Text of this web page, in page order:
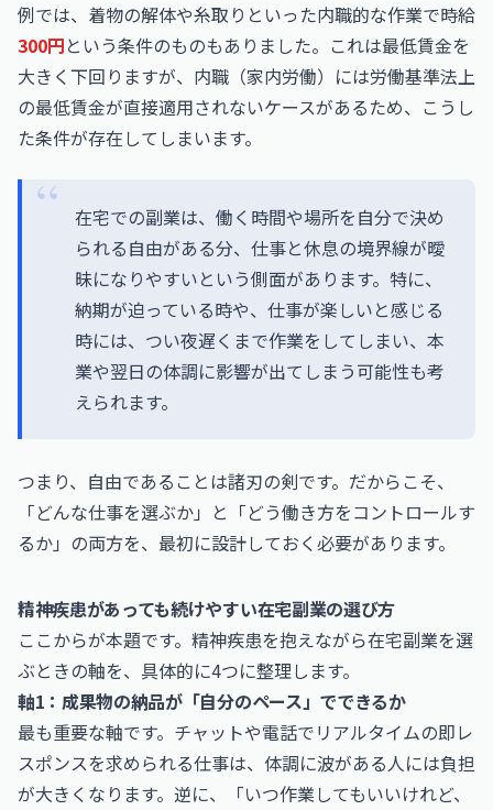
例では、着物の解体や糸取りといった内職的な作業で時給
300円という条件のものもありました。これは最低賃金を
大きく下回りますが、内職（家内労働）には労働基準法上
の最低賃金が直接適用されないケースがあるため、こうし
た条件が存在してしまいます。
在宅での副業は、働く時間や場所を自分で決め
られる自由がある分、仕事と休息の境界線が曖
昧になりやすいという側面があります。特に、
納期が迫っている時や、仕事が楽しいと感じる
時には、つい夜遅くまで作業をしてしまい、本
業や翌日の体調に影響が出てしまう可能性も考
えられます。
つまり、自由であることは諸刃の剣です。だからこそ、
「どんな仕事を選ぶか」と「どう働き方をコントロールす
るか」の両方を、最初に設計しておく必要があります。
精神疾患があっても続けやすい在宅副業の選び方
ここからが本題です。精神疾患を抱えながら在宅副業を選
ぶときの軸を、具体的に4つに整理します。
軸1：成果物の納品が「自分のペース」でできるか
最も重要な軸です。チャットや電話でリアルタイムの即レ
スポンスを求められる仕事は、体調に波がある人には負担
が大きくなります。逆に、「いつ作業してもいいけれど、